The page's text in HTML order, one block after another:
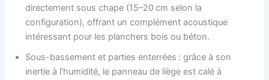
directement sous chape (15–20 cm selon la
configuration), offrant un complément acoustique
intéressant pour les planchers bois ou béton.
Sous-bassement et parties enterrées : grâce à son
inertie à l’humidité, le panneau de liège est calé à